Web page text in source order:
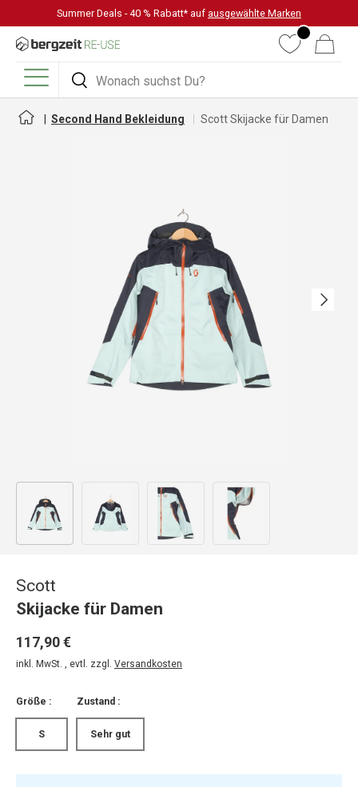
DIREKT ZUM INHALT
Summer Deals - 40 % Rabatt* auf ausgewählte Marken
Suchen
Suchen
WunschlisteWarenkorb
Menü
Second Hand Bekleidung Scott Skijacke für Damen
Nächste
Bild 1 in Galerieansicht laden
Scott
Skijacke für Damen
117,90 €
inkl. MwSt. , evtl. zzgl. Versandkosten
Größe :
S
Zustand :
Sehr gut